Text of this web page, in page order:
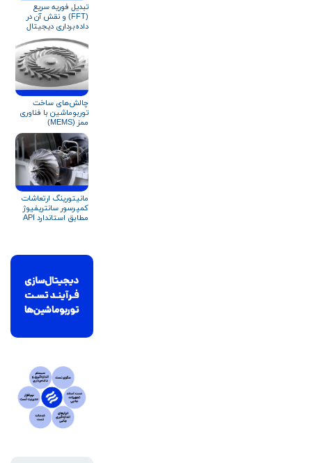
تبدیل فوریه سریع
(FFT) و نقش آن در
داده‌برداری دیجیتال
(+دریافت مقاله
تخصصی)
چالش‌های ساخت
توربوماشین با فناوری
ممز (MEMS)
مانیتورینگ ارتعاشات
کمپرسور سانتریفیوژ
مطابق استاندارد API